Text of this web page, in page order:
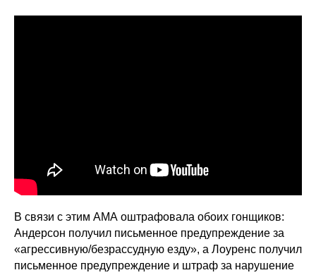
В связи с этим АМА оштрафовала обоих гонщиков:
Андерсон получил письменное предупреждение за
«агрессивную/безрассудную езду», а Лоуренс получил
письменное предупреждение и штраф за нарушение